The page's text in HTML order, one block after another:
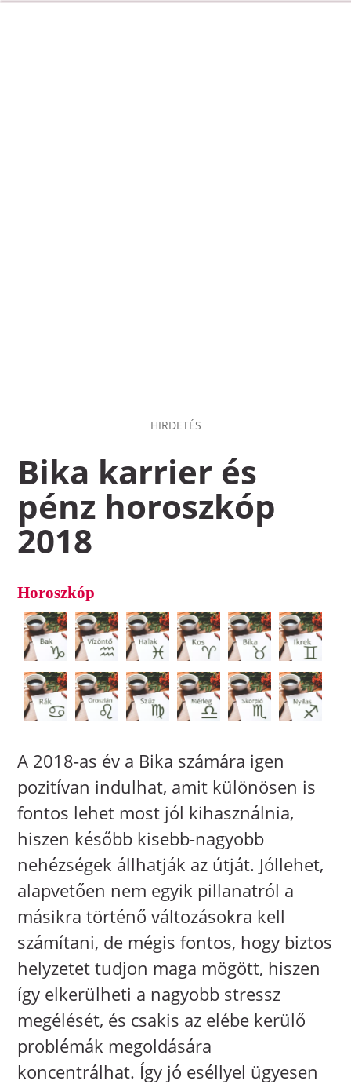
HIRDETÉS
Bika karrier és
pénz horoszkóp
2018
Horoszkóp
A 2018-as év a Bika számára igen
pozitívan indulhat, amit különösen is
fontos lehet most jól kihasználnia,
hiszen később kisebb-nagyobb
nehézségek állhatják az útját. Jóllehet,
alapvetően nem egyik pillanatról a
másikra történő változásokra kell
számítani, de mégis fontos, hogy biztos
helyzetet tudjon maga mögött, hiszen
így elkerülheti a nagyobb stressz
megélését, és csakis az elébe kerülő
problémák megoldására
koncentrálhat. Így jó eséllyel ügyesen